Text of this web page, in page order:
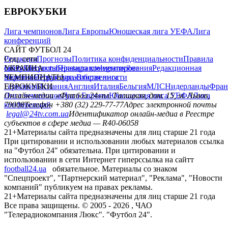
ЕВРОКУБКИ
Лига чемпионовЛига ЕвропыЮношеская лига УЕФАЛига
конференций
САЙТ ФУТБОЛ 24
РедакцияПрогнозыПолитика конфиденциальностиПравила
сайтуКонтактыПравила комментированияРедакционная
политикаСтруктура собственности
Соц. сети
facebookxyoutubeinstagramtelegramviber
УКРАИНА
УкраинаПервая лигаВторая лига
ЧЕМПИОНАТЫ
ГерманияИспанияАнглияИталияБельгияМЛСНидерланды
ЕВРОКУБКИ
Лига чемпионовЛига ЕвропыЮношеская лига УЕФАЛига
конференций
Онлайн-медиа «Футбол 24»пл. Галицкая, дом. 15, м. Львов,
79008Телефон +380 (32) 229-77-77Адрес электронной почты
legal@24tv.com.uaИдентификатор онлайн-медиа в Реестре
субъектов в сфере медиа — R40-06058
21+Материалы сайта предназначены для лиц старше 21 года
При цитировании и использовании любых материалов ссылка
на "Футбол 24" обязательна. При цитировании и
использовании в сети Интернет гиперссылка на сайтт
football24.ua
обязательное. Материалы со знаком
"Спецпроект", "Партнерский материал", "Реклама", "Новости
компаний" публикуем на правах рекламы.
21+Материалы сайта предназначены для лиц старше 21 года
Все права защищены. © 2005 - 2026 , ЧАО
"Телерадиокомпания Люкс". "Футбол 24".